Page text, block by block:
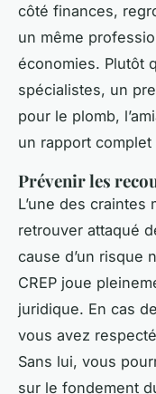
côté finances,
un même
économies. Plutôt
spécialistes, un
pour le plomb,
un rapport
Prévenir les
L’une des craintes
retrouver attaqué
cause d’un risque
CREP joue
juridique. En cas
vous avez
Sans lui, vous
sur le fondement